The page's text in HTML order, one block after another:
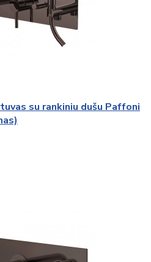
su rankiniu dušu Paffoni